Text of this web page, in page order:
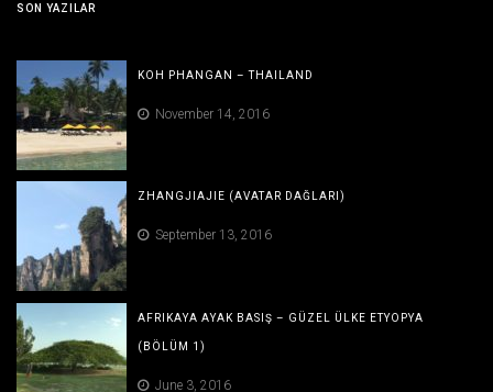
SON YAZILAR
KOH PHANGAN – THAILAND
November 14, 2016
ZHANGJIAJIE (AVATAR DAĞLARI)
September 13, 2016
AFRIKAYA AYAK BASIŞ – GÜZEL ÜLKE ETYOPYA
(BÖLÜM 1)
June 3, 2016